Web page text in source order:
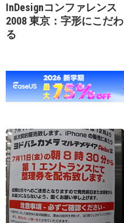
InDesignコンファレンス
2008 東京：字形にこだわ
る